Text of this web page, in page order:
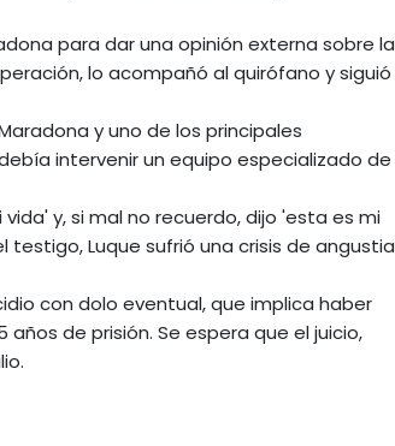
para dar una opinión externa sobre la
lo acompañó al quirófano y siguió
y uno de los principales
intervenir un equipo especializado de
y, si mal no recuerdo, dijo 'esta es mi
testigo, Luque sufrió una crisis de angustia
con dolo eventual, que implica haber
de prisión. Se espera que el juicio,